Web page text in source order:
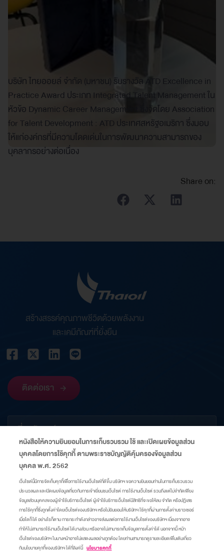
บริษัท ไทยออยล์ จำกัด (มหาชน) รับรางวัล ATD Excellence in
Practice Award ประเภท Integrated Talent Management ใน
หัวข้อ Dynamic Career Management ซึ่งจัดโดย Association
for Talent Development : ATD ประเทศสหรัฐอเมริกา ซึ่งมอบ
ให้แก่องค์กรที่มีความโดดเด่นในการพัฒนาความสามารถของ
บุคลากรอย่างต่อเนื่อง
Share on:
สร้างสรรค์คุณภาพชีวิตด้วยพลังงาน
และเคมีภัณฑ์ที่ยั่งยืน
ติดต่อเรา
เกี่ยวกับองค์กร
ข้อมูลที่เกี่ยวข้อง
ลิงก์
แผนผังเว็บไซต์ศูนย์ความเป็นส่วนตัวนโยบายคุกกี้มาตรการแจ้งเตือน
หนังสือให้ความยินยอมในการเก็บรวบรวม ใช้ และเปิดเผยข้อมูลส่วน
บุคคลโดยการใช้คุกกี้ ตามพระราชบัญญัติคุ้มครองข้อมูลส่วน
บุคคล พ.ศ. 2562
เว็บไซต์นี้มีการจัดเก็บคุกกี้เพื่อการใช้งานเว็บไซต์ที่ดีขึ้น บริษัทฯ ขอความยินยอมท่านในการเก็บรวบรวม
ประมวลผล และเปิดเผยข้อมูลเกี่ยวกับการเข้าเยี่ยมชมเว็บไซต์ การใช้งานเว็บไซต์ รวมถึงแต่ไม่จำกัดเพียง
ข้อมูลส่วนบุคคลของผู้เข้าใช้บริการเว็บไซต์ ผู้เข้าใช้บริการเว็บไซต์มีสิทธิที่จะขอให้ลบ จำกัด หรือปฏิเสธ
การใช้คุกกี้ซึ่งถูกตั้งค่าโดยเว็บไซต์ของบริษัทฯ หรือไม่ยินยอมให้บริษัทฯ ใช้คุกกี้ผ่านการตั้งค่าบราวเซอร์
เมื่อใดก็ได้ อย่างไรก็ตาม การกระทำดังกล่าวอาจส่งผลต่อการใช้งานเว็บไซต์ของบริษัทฯ เนื่องจากอาจ
ทำให้ไม่สามารถใช้งานเว็บไซต์ได้บางส่วน หรืออาจไม่สามารถเก็บข้อมูลการตั้งค่าได้ นอกจากนี้ หน้า
เว็บไซต์ของบริษัทฯ ในบางหน้าอาจไม่แสดงผลอย่างถูกต้อง โดยท่านสามารถดูรายละเอียดเพิ่มเติมเกี่ยว
กับนโยบายคุกกี้ของบริษัทฯ ได้ที่ลิงค์นี้ นโยบายคุกกี้